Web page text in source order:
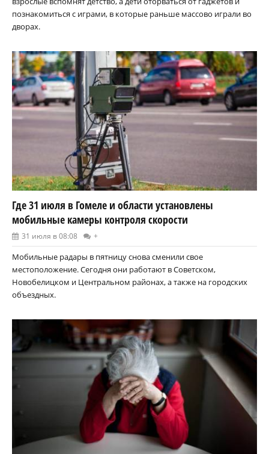
познакомиться с играми, в которые раньше массово играли во
дворах.
Где 31 июля в Гомеле и области установлены
мобильные камеры контроля скорости
31 июля в 08:08 +
Мобильные радары в пятницу снова сменили свое
местоположение. Сегодня они работают в Советском,
Новобелицком и Центральном районах, а также на городских
объездных.